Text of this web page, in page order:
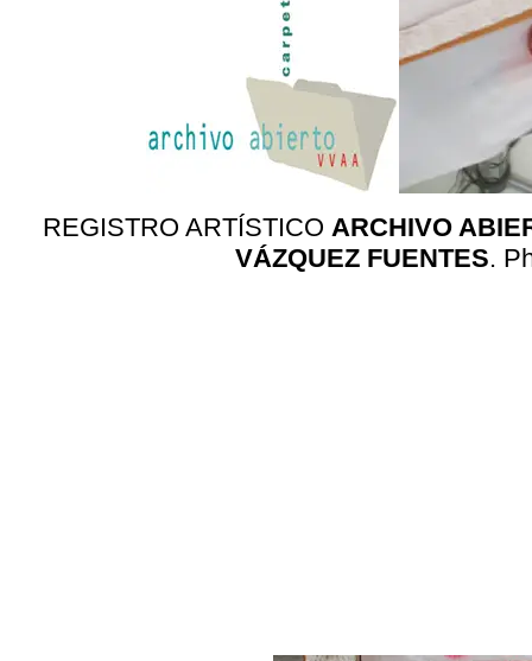
REGISTRO ARTÍSTICO ARCHIVO
VÁZQUEZ FUENTES.